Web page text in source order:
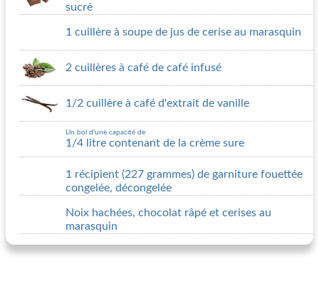
sucré
1 cuillère à soupe de jus de cerise au marasquin
2 cuillères à café de café infusé
1/2 cuillère à café d'extrait de vanille
Un bol d'une capacité de
1/4 litre contenant de la crème sure
1 récipient (227 grammes) de garniture fouettée
congelée, décongelée
Noix hachées, chocolat râpé et cerises au
marasquin